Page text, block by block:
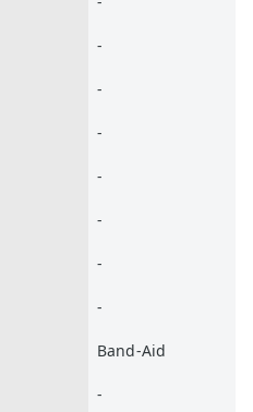
-
-
-
-
-
-
-
Band-Aid
-